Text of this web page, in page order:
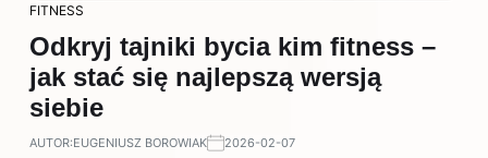
FITNESS
Odkryj tajniki bycia kim fitness –
jak stać się najlepszą wersją
siebie
AUTOR:EUGENIUSZ BOROWIAK 2026-02-07